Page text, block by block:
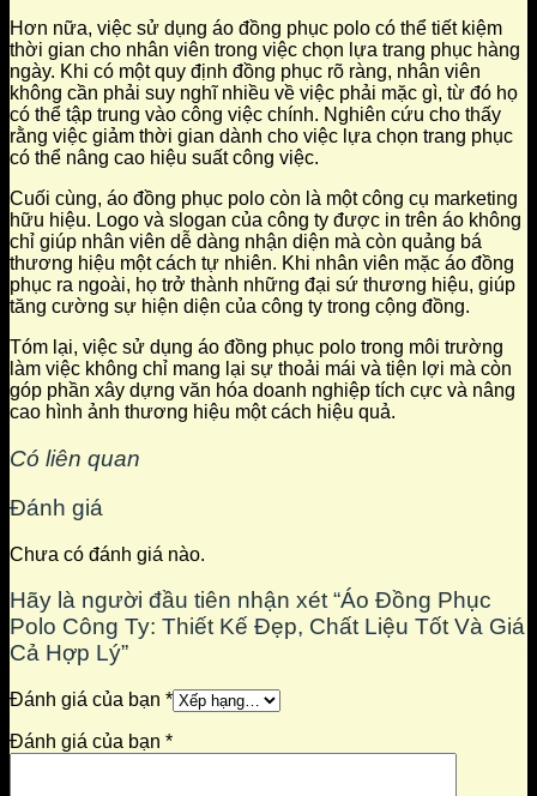
Hơn nữa, việc sử dụng áo đồng phục polo có thể tiết kiệm
thời gian cho nhân viên trong việc chọn lựa trang phục hàng
ngày. Khi có một quy định đồng phục rõ ràng, nhân viên
không cần phải suy nghĩ nhiều về việc phải mặc gì, từ đó họ
có thể tập trung vào công việc chính. Nghiên cứu cho thấy
rằng việc giảm thời gian dành cho việc lựa chọn trang phục
có thể nâng cao hiệu suất công việc.
Cuối cùng, áo đồng phục polo còn là một công cụ marketing
hữu hiệu. Logo và slogan của công ty được in trên áo không
chỉ giúp nhân viên dễ dàng nhận diện mà còn quảng bá
thương hiệu một cách tự nhiên. Khi nhân viên mặc áo đồng
phục ra ngoài, họ trở thành những đại sứ thương hiệu, giúp
tăng cường sự hiện diện của công ty trong cộng đồng.
Tóm lại, việc sử dụng áo đồng phục polo trong môi trường
làm việc không chỉ mang lại sự thoải mái và tiện lợi mà còn
góp phần xây dựng văn hóa doanh nghiệp tích cực và nâng
cao hình ảnh thương hiệu một cách hiệu quả.
Có liên quan
Đánh giá
Chưa có đánh giá nào.
Hãy là người đầu tiên nhận xét “Áo Đồng Phục
Polo Công Ty: Thiết Kế Đẹp, Chất Liệu Tốt Và Giá
Cả Hợp Lý”
Đánh giá của bạn *
Đánh giá của bạn *